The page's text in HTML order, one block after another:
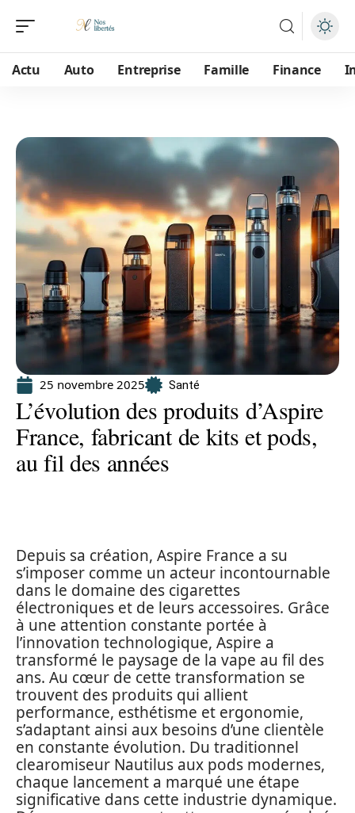
Actu Auto Entreprise Famille Finance
25 novembre 2025 Santé
L’évolution des produits d’Aspire
France, fabricant de kits et pods,
au fil des années
Depuis sa création, Aspire France a su
s’imposer comme un acteur incontournable
dans le domaine des cigarettes
électroniques et de leurs accessoires. Grâce
à une attention constante portée à
l’innovation technologique, Aspire a
transformé le paysage de la vape au fil des
ans. Au cœur de cette transformation se
trouvent des produits qui allient
performance, esthétisme et ergonomie,
s’adaptant ainsi aux besoins d’une clientèle
en constante évolution. Du traditionnel
clearomiseur Nautilus aux pods modernes,
chaque lancement a marqué une étape
significative dans cette industrie dynamique.